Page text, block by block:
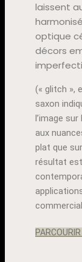
laissent
optique
décors
(« glitch »,
saxon
l’image
aux
plat que
résultat